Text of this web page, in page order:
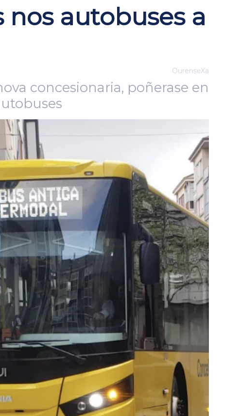
autobuses a
OurenseXa
concesionaria, poñerase en